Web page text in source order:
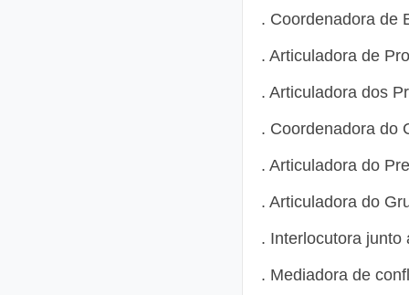
. Coordenadora de
. Articuladora de
. Articuladora dos
. Coordenadora do
. Articuladora do
. Articuladora do
. Interlocutora junto
. Mediadora de